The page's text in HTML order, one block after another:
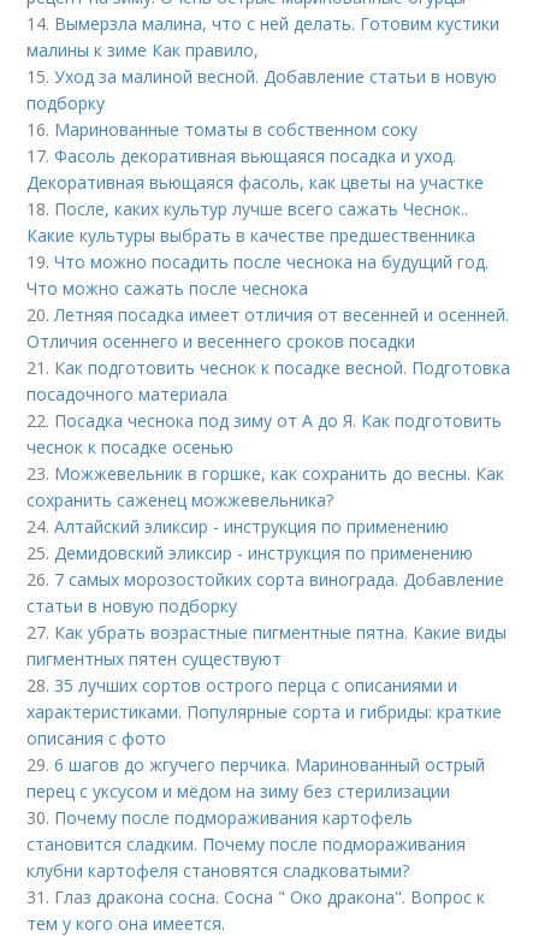
14. Вымерзла малина, что с ней делать. Готовим кустики
малины к зиме Как правило,
15.Уход за малиной весной. Добавление статьи в новую
подборку
16. Маринованные томаты в собственном соку
17.Фасоль декоративная вьющаяся посадка и уход.
Декоративная вьющаяся фасоль, как цветы на участке
18. После, каких культур лучше всего сажать Чеснок..
Какие культуры выбрать в качестве предшественника
19.Что можно посадить после чеснока на будущий год.
Что можно сажать после чеснока
20. Летняя посадка имеет отличия от весенней и осенней.
Отличия осеннего и весеннего сроков посадки
21. Как подготовить чеснок к посадке весной. Подготовка
посадочного материала
22. Посадка чеснока под зиму от А до Я. Как подготовить
чеснок к посадке осенью
23. Можжевельник в горшке, как сохранить до весны. Как
сохранить саженец можжевельника?
24.Алтайский эликсир - инструкция по применению
25. Демидовский эликсир - инструкция по применению
26. 7 самых морозостойких сорта винограда. Добавление
статьи в новую подборку
27. Как убрать возрастные пигментные пятна. Какие виды
пигментных пятен существуют
28. 35 лучших сортов острого перца с описаниями и
характеристиками. Популярные сорта и гибриды: краткие
описания с фото
29.6 шагов до жгучего перчика. Маринованный острый
перец с уксусом и мёдом на зиму без стерилизации
30. Почему после подмораживания картофель
становится сладким. Почему после подмораживания
клубни картофеля становятся сладковатыми?
31. Глаз дракона сосна. Сосна " Око дракона". Вопрос к
тем у кого она имеется.